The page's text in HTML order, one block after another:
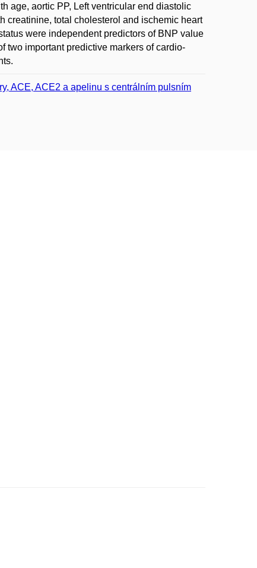
age, aortic PP, Left ventricular end diastolic
creatinine, total cholesterol and ischemic heart
were independent predictors of BNP value
two important predictive markers of cardio-
ACE, ACE2 a apelinu s centrálním pulsním